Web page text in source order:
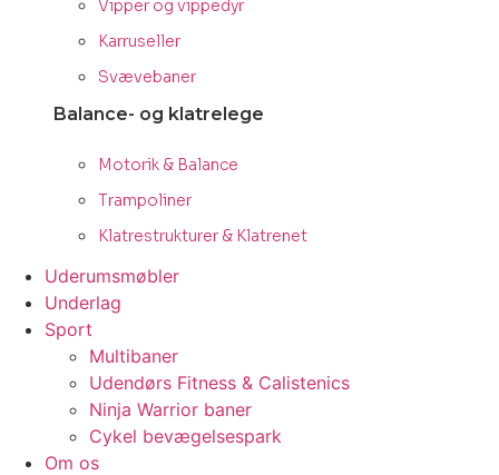
Vipper og vippedyr
Karruseller
Svævebaner
Balance- og klatrelege
Motorik & Balance
Trampoliner
Klatrestrukturer & Klatrenet
Uderumsmøbler
Underlag
Sport
Multibaner
Udendørs Fitness & Calistenics
Ninja Warrior baner
Cykel bevægelsespark
Om os